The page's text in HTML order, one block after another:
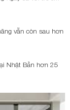
vẫn còn sau hơn
Nhật Bản hơn 25